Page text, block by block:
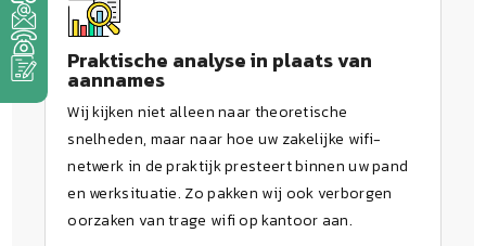
Praktische analyse in plaats van
aannames
Wij kijken niet alleen naar theoretische
snelheden, maar naar hoe uw zakelijke wifi-
netwerk in de praktijk presteert binnen uw pand
en werksituatie. Zo pakken wij ook verborgen
oorzaken van trage wifi op kantoor aan.